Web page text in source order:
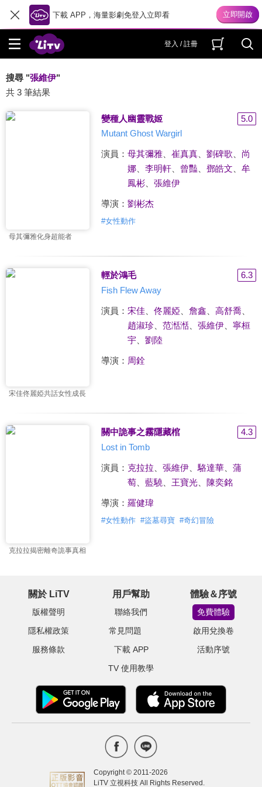
下載 APP，海量影劇免登入立即看
登入 / 註冊
搜尋 "張維伊"
共 3 筆結果
母其彌雅化身超能者
變種人幽靈戰姬
5.0
Mutant Ghost Wargirl
演員： 母其彌雅、 崔真真、 劉碑歌
尚
娜、 李明軒、 曾豔 鄧皓文
牟
鳳彬、 張維伊
導演： 劉彬杰
#女性動作
宋佳佟麗婭共話女性成長
輕於鴻毛
6.3
Fish Flew Away
演員： 宋佳 佟麗婭 詹鑫 高舒喬
趙淑珍、 范湉湉、 張維伊、 寧桓
宇、 劉陸
導演： 周銓
克拉拉揭密離奇詭事真相
關中詭事之霧隱藏棺
4.3
Lost in Tomb
演員： 克拉拉 張維伊、 駱達華、 蒲
萄、 藍驍 王寶光、 陳奕銘
導演： 羅健瑋
#女性動作 #盜墓尋寶 #奇幻冒險
關於 LiTV
版權聲明
隱私權政策
服務條款
用戶幫助
聯絡我們
常見問題
下載 APP
TV 使用教學
體驗＆序號
免費體驗
啟用兌換卷
活動序號
Copyright © 2011-2026
LiTV 立視科技 All Rights Reserved.